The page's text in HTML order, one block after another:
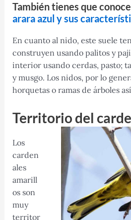
También tienes que
arara azul y sus
En cuanto al nido, este suele
construyen usando palitos y
interior usando cerdas, pasto;
y musgo. Los nidos, por lo
horquetas o ramas de árboles
Territorio del
Los
carden
ales
amarill
os son
muy
territor